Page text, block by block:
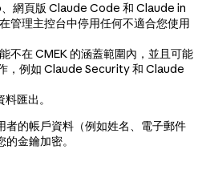
網頁版 Claude Code 和 Claude in
管理主控台中停用任何不適合您使用
不在 CMEK 的涵蓋範圍內，並且可能
，例如 Claude Security 和 Claude
匯出。
者的帳戶資料（例如姓名、電子郵件
金鑰加密。